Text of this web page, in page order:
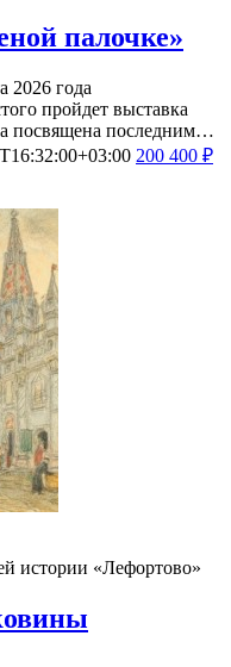
палочке»
2026 года
пройдет выставка
посвящена последним…
200 400 ₽
истории «Лефортово»